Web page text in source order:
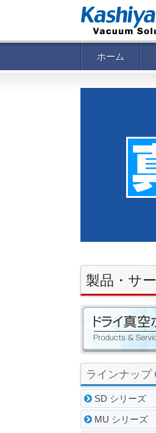
ホーム
製品・サ
ラインナップ
SD シリーズ
MU シリーズ